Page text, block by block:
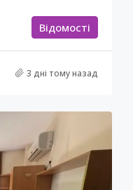
Відомості
3 дні тому назад